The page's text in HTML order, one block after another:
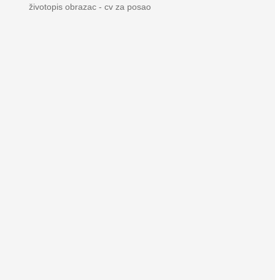
životopis obrazac - cv za posao